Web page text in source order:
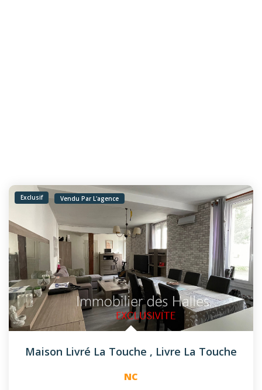
Exclusif Vendu Par L'agence
Maison Livré La Touche , Livre La Touche
NC